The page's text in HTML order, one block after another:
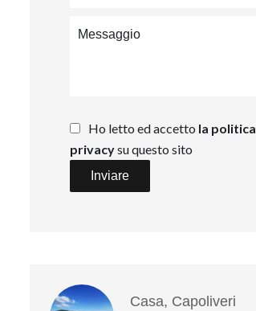
Ho letto ed accetto la politica
privacysu questo sito
Inviare
Casa, Capoliveri